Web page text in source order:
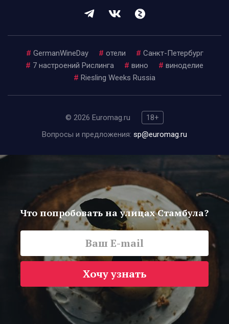
# GermanWineDay # отели # Санкт-Петербург
# 7 настроений Рислинга # вино # виноделие
# Riesling Weeks Russia
© 2026 Euromag.ru
18+
Вопросы и предложения: sp@euromag.ru
Что попробовать на улицах Стамбула?
Хочу узнать